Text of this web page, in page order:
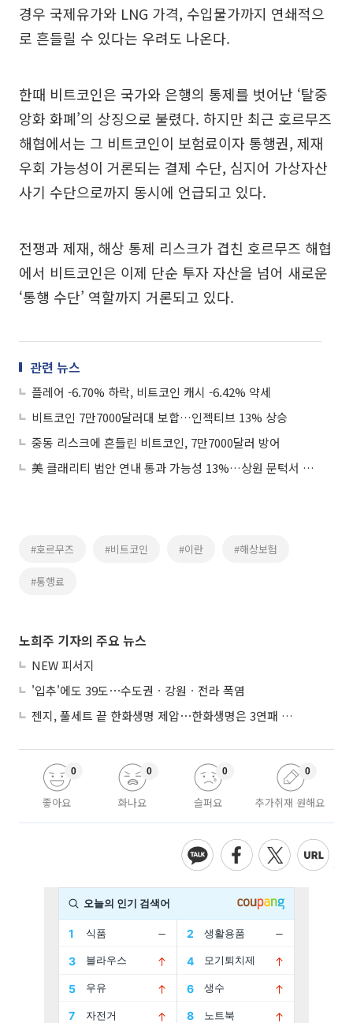
경우 국제유가와 LNG 가격, 수입물가까지 연쇄적으
로 흔들릴 수 있다는 우려도 나온다.
한때 비트코인은 국가와 은행의 통제를 벗어난 ‘탈중
앙화 화폐’의 상징으로 불렸다. 하지만 최근 호르무즈
해협에서는 그 비트코인이 보험료이자 통행권, 제재
우회 가능성이 거론되는 결제 수단, 심지어 가상자산
사기 수단으로까지 동시에 언급되고 있다.
전쟁과 제재, 해상 통제 리스크가 겹친 호르무즈 해협
에서 비트코인은 이제 단순 투자 자산을 넘어 새로운
‘통행 수단’ 역할까지 거론되고 있다.
관련 뉴스
플레어 -6.70% 하락, 비트코인 캐시 -6.42% 약세
비트코인 7만7000달러대 보합…인젝티브 13% 상승
중동 리스크에 흔들린 비트코인, 7만7000달러 방어
美 클래리티 법안 연내 통과 가능성 13%…상원 문턱서 제동
#호르무즈 #비트코인 #이란 #해상보험
#통행료
노희주 기자의 주요 뉴스
NEW 피서지
'입추'에도 39도⋯수도권ㆍ강원ㆍ전라 폭염
젠지, 풀세트 끝 한화생명 제압⋯한화생명은 3연패 수렁
좋아요
0
화나요
0
슬퍼요
0
추가취재 원해요
0